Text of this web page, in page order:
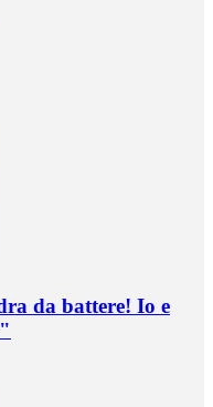
da battere! Io e